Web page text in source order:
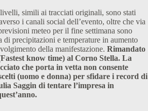
simili ai tracciati originali, sono stati
i canali social dell’evento, oltre che via
meteo per il fine settimana sono
di precipitazioni e temperature in aumento
della manifestazione. Rimandato
know time) al Corno Stella. La
che porta in vetta non consente
(uomo e donna) per sfidare i record di
Saggin di tentare l’impresa in